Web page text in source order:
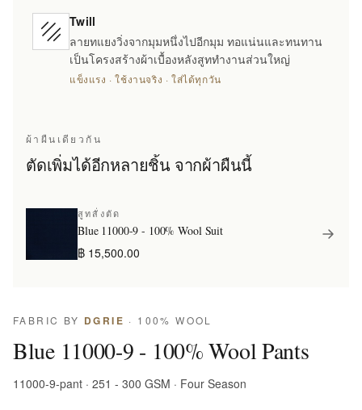
Twill
ลายทแยงวิ่งจากมุมหนึ่งไปอีกมุม ทอแน่นและทนทาน
เป็นโครงสร้างผ้าเบื้องหลังสูททำงานส่วนใหญ่
แข็งแรง · ใช้งานจริง · ใส่ได้ทุกวัน
ผ้าผืนเดียวกัน
ตัดเพิ่มได้อีกหลายชิ้น จากผ้าผืนนี้
สูทสั่งตัด
Blue 11000-9 - 100% Wool Suit
฿ 15,500.00
FABRIC BY DGRIE · 100% WOOL
Blue 11000-9 - 100% Wool Pants
11000-9-pant · 251 - 300 GSM · Four Season